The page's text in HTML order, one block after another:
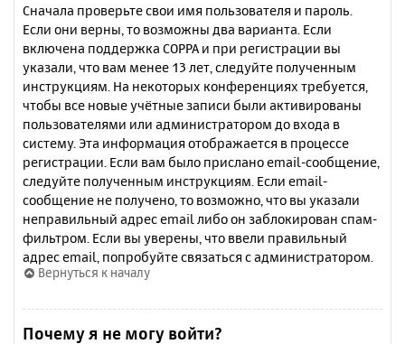
Сначала проверьте свои имя пользователя и пароль.
Если они верны, то возможны два варианта. Если
включена поддержка COPPA и при регистрации вы
указали, что вам менее 13 лет, следуйте полученным
инструкциям. На некоторых конференциях требуется,
чтобы все новые учётные записи были активированы
пользователями или администратором до входа в
систему. Эта информация отображается в процессе
регистрации. Если вам было прислано email-сообщение,
следуйте полученным инструкциям. Если email-
сообщение не получено, то возможно, что вы указали
неправильный адрес email либо он заблокирован спам-
фильтром. Если вы уверены, что ввели правильный
адрес email, попробуйте связаться с администратором.
Вернуться к началу
Почему я не могу войти?